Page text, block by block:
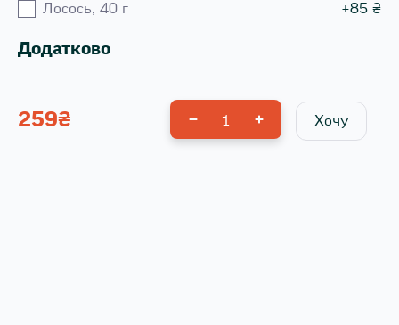
Лосось, 40 г +85 ₴
Додатково
259₴ 1 Хочу